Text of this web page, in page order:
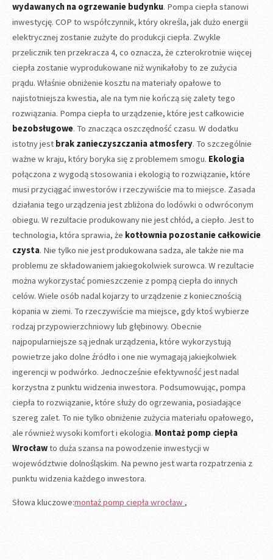
wydawanych na ogrzewanie budynku. Pompa ciepła stanowi
inwestycję. COP to współczynnik, który określa, jak dużo energii
elektrycznej zostanie zużyte do produkcji ciepła. Zwykle
przelicznik ten przekracza 4, co oznacza, że czterokrotnie więcej
ciepła zostanie wyprodukowane niż wynikałoby to ze zużycia
prądu. Właśnie obniżenie kosztu na materiały opałowe to
najistotniejsza kwestia, ale na tym nie kończą się zalety tego
rozwiązania. Pompa ciepła to urządzenie, które jest całkowicie
bezobsługowe. To znacząca oszczędność czasu. W dodatku
istotny jest brak zanieczyszczania atmosfery. To szczególnie
ważne w kraju, który boryka się z problemem smogu. Ekologia
połączona z wygodą stosowania i ekologią to rozwiązanie, które
musi przyciągać inwestorów i rzeczywiście ma to miejsce. Zasada
działania tego urządzenia jest zbliżona do lodówki o odwróconym
obiegu. W rezultacie produkowany nie jest chłód, a ciepło. Jest to
technologia, która sprawia, że kotłownia pozostanie całkowicie
czysta. Nie tylko nie jest produkowana sadza, ale także nie ma
problemu ze składowaniem jakiegokolwiek surowca. W rezultacie
można wykorzystać pomieszczenie z pompą ciepła do innych
celów. Wiele osób nadal kojarzy to urządzenie z koniecznością
kopania w ziemi. To rzeczywiście ma miejsce, gdy ktoś wybierze
rodzaj przypowierzchniowy lub głębinowy. Obecnie
najpopularniejsze są jednak urządzenia, które wykorzystują
powietrze jako dolne źródło i one nie wymagają jakiejkolwiek
ingerencji w podwórko. Jednocześnie efektywność jest nadal
korzystna z punktu widzenia inwestora. Podsumowując, pompa
ciepła to rozwiązanie, które służy do ogrzewania, posiadające
szereg zalet. To nie tylko obniżenie zużycia materiału opałowego,
ale również wysoki komfort i ekologia. Montaż pomp ciepła
Wrocławto duża szansa na powodzenie inwestycji w
województwie dolnośląskim. Na pewno jest warta rozpatrzenia z
punktu widzenia każdego inwestora.
Słowa kluczowe:montaż pomp ciepła wrocław ,